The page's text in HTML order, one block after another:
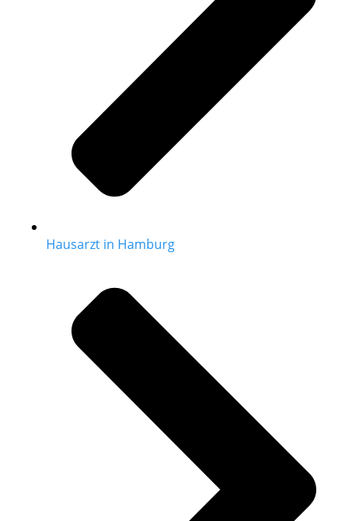
Hausarzt in Hamburg